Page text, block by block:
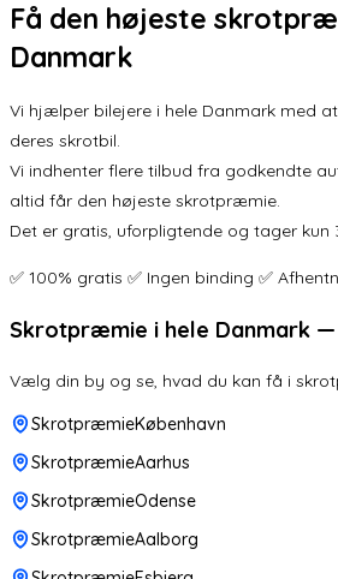
Få den højeste
Danmark
Vi hjælper bilejere i hele Danmark med
deres skrotbil.
Vi indhenter flere tilbud fra godkendte
altid får den højeste skrotpræmie.
Det er gratis, uforpligtende og tager kun
✅ 100% gratis ✅ Ingen binding ✅
Skrotpræmie i hele Danmark
Vælg din by og se, hvad du kan få i
SkrotpræmieKøbenhavn
SkrotpræmieAarhus
SkrotpræmieOdense
SkrotpræmieAalborg